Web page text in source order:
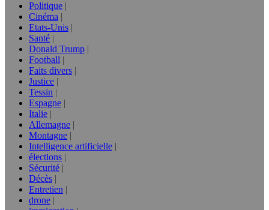
Politique
Cinéma
Etats-Unis
Santé
Donald Trump
Football
Faits divers
Justice
Tessin
Espagne
Italie
Allemagne
Montagne
Intelligence artificielle
élections
Sécurité
Décès
Entretien
drone